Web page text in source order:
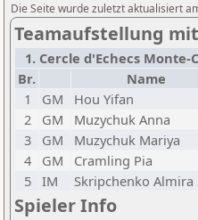
Die Seite wurde zuletzt aktualisiert
Teamaufstellung
1. Cercle d'Echecs Monte-
Br.
Name
1
GM Hou Yifan
2
GM Muzychuk Anna
3
GM Muzychuk Mariya
4
GM Cramling Pia
5
IM Skripchenko Almira
Spieler Info